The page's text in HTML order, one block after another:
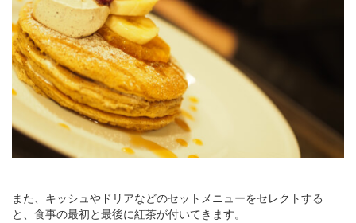
また、キッシュやドリアなどのセットメニューをセレクトする
と、食事の最初と最後に紅茶が付いてきます。